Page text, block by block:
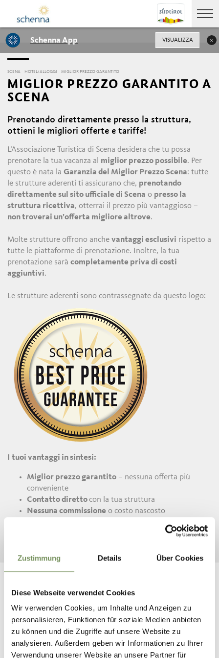
Zustimmung Details Über Cookies
Diese Webseite verwendet Cookies
Wir verwenden Cookies, um Inhalte und Anzeigen zu
personalisieren, Funktionen für soziale Medien anbieten
zu können und die Zugriffe auf unsere Website zu
analysieren. Außerdem geben wir Informationen zu Ihrer
Verwendung unserer Website an unsere Partner für
SCENA HOTEL/ALLOGGI MIGLIOR PREZZO GARANTITO
MIGLIOR PREZZO GARANTITO A
SCENA
Prenotando direttamente presso la struttura,
ottieni le migliori offerte e tariffe!
L’Associazione Turistica di Scena desidera che tu possa
prenotare la tua vacanza al miglior prezzo possibile. Per
questo è nata laGaranzia del Miglior Prezzo Scena: tutte
le strutture aderenti ti assicurano che, prenotando
direttamente sul sito ufficiale di Scena o presso la
struttura ricettiva, otterrai il prezzo più vantaggioso –
non troverai un’offerta migliore altrove.
Molte strutture offrono anchevantaggi esclusivi rispetto a
tutte le piattaforme di prenotazione. Inoltre, la tua
prenotazione saràcompletamente priva di costi
aggiuntivi.
Le strutture aderenti sono contrassegnate da questo logo:
I tuoi vantaggi in sintesi:
Miglior prezzo garantito – nessuna offerta più
conveniente
Contatto direttocon la tua struttura
Nessuna commissione o costo nascosto
PRENOTA QUI LA TUA
VACANZA DA SOGNO A SCENA!
Schenna App VISUALIZZA